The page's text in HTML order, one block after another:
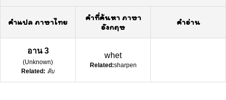
คำแปล ภาษาไทย
คำที่ค้นหา ภาษา
อังกฤษ
คำอ่าน
อาน 3
(Unknown)
Related: ลับ
whet
Related:sharpen